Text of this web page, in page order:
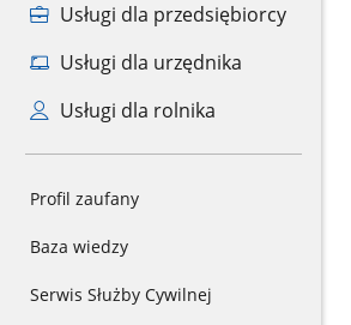
Usługi dla przedsiębiorcy
Usługi dla urzędnika
Usługi dla rolnika
Profil zaufany
Baza wiedzy
Serwis Służby Cywilnej